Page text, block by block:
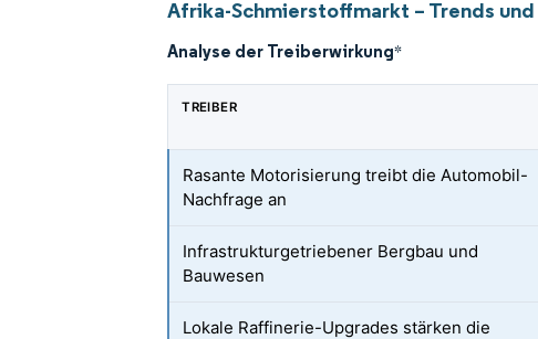
Afrika-Schmierstoffmarkt – Trends
Analyse der Treiberwirkung*
TREIBER
Rasante Motorisierung treibt die Automobil-
Nachfrage an
Infrastrukturgetriebener Bergbau und
Bauwesen
Lokale Raffinerie-Upgrades stärken die